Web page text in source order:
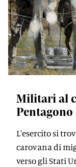
Militari al
L'esercito si
carovana di
verso gli Stati